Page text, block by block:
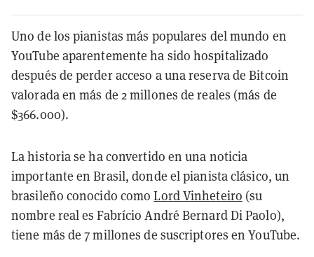
Uno de los pianistas más populares del mundo en
YouTube aparentemente ha sido hospitalizado
después de perder acceso a una reserva de Bitcoin
valorada en más de 2 millones de reales (más de
$366.000).
La historia se ha convertido en una noticia
importante en Brasil, donde el pianista clásico, un
brasileño conocido comoLord Vinheteiro (su
nombre real es Fabrício André Bernard Di Paolo),
tiene más de 7 millones de suscriptores en YouTube.